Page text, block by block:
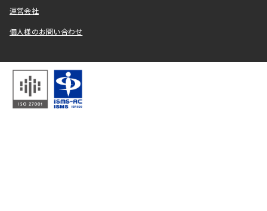
運営会社
個人様のお問い合わせ